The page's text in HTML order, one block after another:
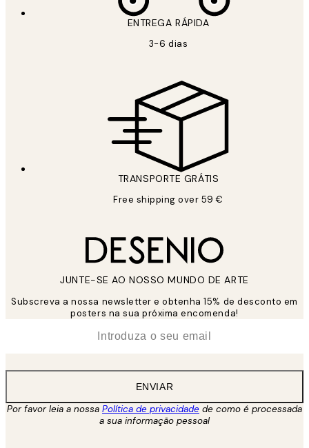
ENTREGA RÁPIDA
3-6 dias
TRANSPORTE GRÁTIS
Free shipping over 59 €
JUNTE-SE AO NOSSO MUNDO DE ARTE
Subscreva a nossa newsletter e obtenha 15% de desconto em
posters na sua próxima encomenda!
ENVIAR
Por favor leia a nossa Política de privacidade de como é processada
a sua informação pessoal